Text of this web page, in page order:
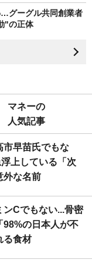
グーグル共同創業者
"の正体
マネーの
人気記事
市早苗氏でもな
上している「次
外な名前
ンCでもない...骨密
98%の日本人が不
る食材